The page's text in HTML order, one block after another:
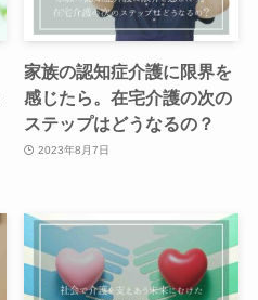
家族の認知症介護に限界を
感じたら。在宅介護の次の
ステップはどうなるの？
2023年8月7日